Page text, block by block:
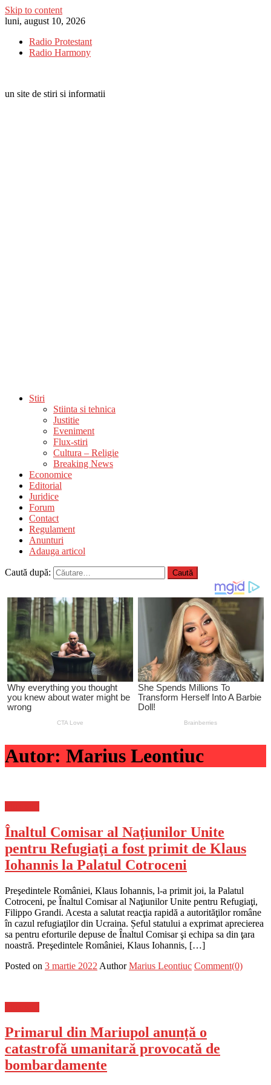
Skip to content
luni, august 10, 2026
Radio Protestant
Radio Harmony
un site de stiri si informatii
Stiri
Stiinta si tehnica
Justitie
Eveniment
Flux-stiri
Cultura – Religie
Breaking News
Economice
Editorial
Juridice
Forum
Contact
Regulament
Anunturi
Adauga articol
Caută după:
Autor: Marius Leontiuc
Înaltul Comisar al Naţiunilor Unite
pentru Refugiaţi a fost primit de Klaus
Iohannis la Palatul Cotroceni
Preşedintele României, Klaus Iohannis, l-a primit joi, la Palatul
Cotroceni, pe Înaltul Comisar al Naţiunilor Unite pentru Refugiaţi,
Filippo Grandi. Acesta a salutat reacţia rapidă a autorităţilor române
în cazul refugiaţilor din Ucraina. Șeful statului a exprimat aprecierea
sa pentru eforturile depuse de Înaltul Comisar şi echipa sa din ţara
noastră. Preşedintele României, Klaus Iohannis, […]
Posted on 3 martie 2022 Author Marius Leontiuc Comment(0)
Primarul din Mariupol anunță o
catastrofă umanitară provocată de
bombardamente